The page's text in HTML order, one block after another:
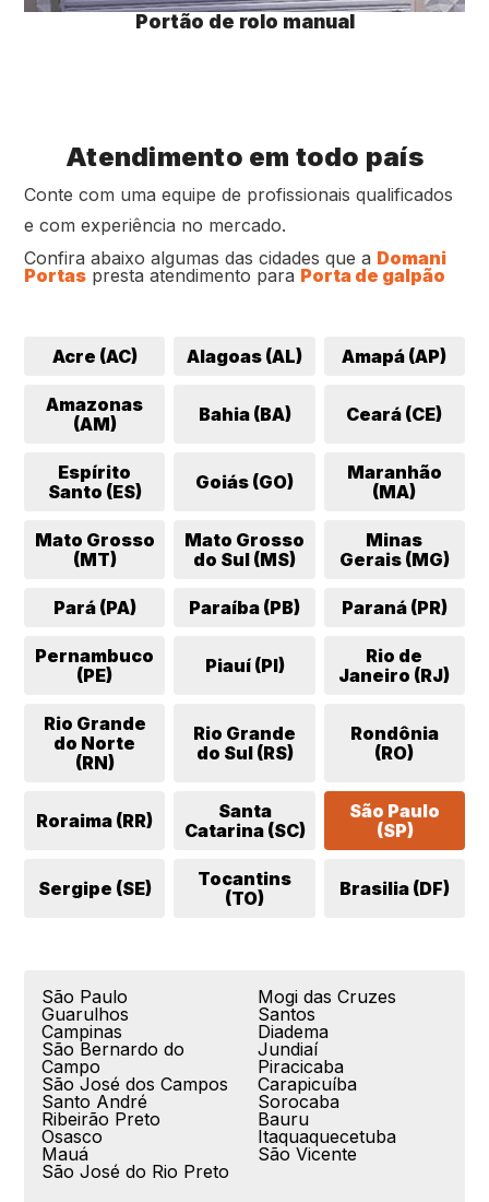
Portão de rolo manual
Atendimento em todo país
Conte com uma equipe de profissionais qualificados
e com experiência no mercado.
Confira abaixo algumas das cidades que a Domani
Portas presta atendimento para Porta de galpão
Acre (AC) Alagoas (AL) Amapá (AP)
Amazonas
(AM)
Bahia (BA) Ceará (CE)
Espírito
Santo (ES)
Goiás (GO)
Maranhão
(MA)
Mato Grosso
(MT)
Mato Grosso
do Sul (MS)
Minas
Gerais (MG)
Pará (PA) Paraíba (PB) Paraná (PR)
Pernambuco
(PE)
Piauí (PI)
Rio de
Janeiro (RJ)
Rio Grande
do Norte
(RN)
Rio Grande
do Sul (RS)
Rondônia
(RO)
Roraima (RR)
Santa
Catarina (SC)
São Paulo
(SP)
Sergipe (SE)
Tocantins
(TO)
Brasilia (DF)
São Paulo
Guarulhos
Campinas
São Bernardo do
Campo
São José dos Campos
Santo André
Ribeirão Preto
Osasco
Mauá
São José do Rio Preto
Mogi das Cruzes
Santos
Diadema
Jundiaí
Piracicaba
Carapicuíba
Sorocaba
Bauru
Itaquaquecetuba
São Vicente